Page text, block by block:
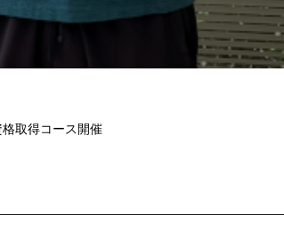
取得コース開催